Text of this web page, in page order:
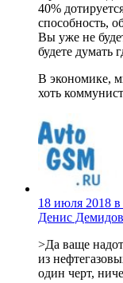
40%
способность,
Вы уже не
будете думать
В экономике,
хоть
18 июля 2018 в
Денис Демидов
>Да ваще
из
один черт,